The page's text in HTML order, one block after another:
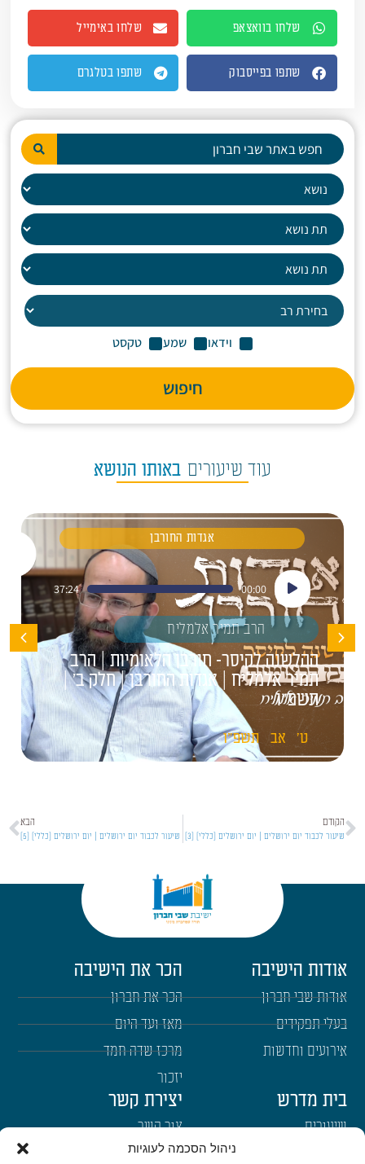
ניהול הסכמה לעוגיות
שלחו בוואצאפ שלחו באימייל
שתפו בפייסבוק שתפו בטלגרם
וידאו שמע טקסט
חיפוש
עוד שיעורים באותו הנושא
אגדות החורבן
נגן
אודיו
00:00
37:24
הרב תמיר אלמליח
ההלשנה לקיסר- חורבן הלאומיות | הרב
תמיר אלמליח | אגדות החורבן | חלק ב' |
תשפ"ו
ט' אב תשפ"ו
הקודם
שיעור לכבוד יום ירושלים | יום ירושלים [כללי] [3]
הבא
שיעור לכבוד יום ירושלים | יום ירושלים [כללי] [5]
אודות הישיבה
אודות שבי חברון
בעלי תפקידים
אירועים וחדשות
הכר את הישיבה
הכר את חברון
מאז ועד היום
מרכז שדה חמד
יזכור
בית מדרש
שיעורים
יצירת קשר
צור קשר
הרשמה לשבו"ש